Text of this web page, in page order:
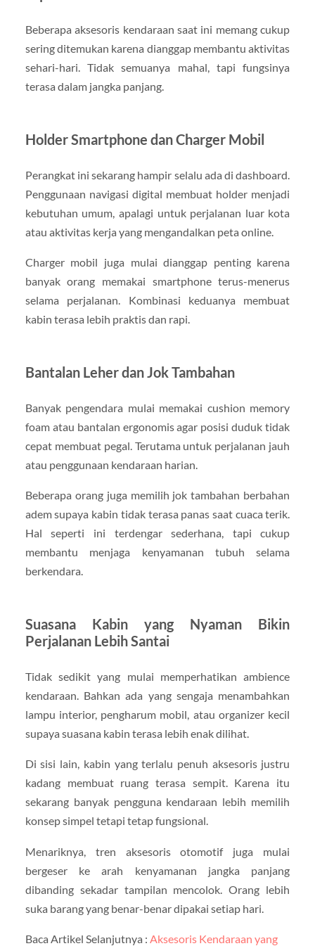
Beberapa aksesoris kendaraan saat ini memang cukup
sering ditemukan karena dianggap membantu aktivitas
sehari-hari. Tidak semuanya mahal, tapi fungsinya
terasa dalam jangka panjang.
Holder Smartphone dan Charger Mobil
Perangkat ini sekarang hampir selalu ada di dashboard.
Penggunaan navigasi digital membuat holder menjadi
kebutuhan umum, apalagi untuk perjalanan luar kota
atau aktivitas kerja yang mengandalkan peta online.
Charger mobil juga mulai dianggap penting karena
banyak orang memakai smartphone terus-menerus
selama perjalanan. Kombinasi keduanya membuat
kabin terasa lebih praktis dan rapi.
Bantalan Leher dan Jok Tambahan
Banyak pengendara mulai memakai cushion memory
foam atau bantalan ergonomis agar posisi duduk tidak
cepat membuat pegal. Terutama untuk perjalanan jauh
atau penggunaan kendaraan harian.
Beberapa orang juga memilih jok tambahan berbahan
adem supaya kabin tidak terasa panas saat cuaca terik.
Hal seperti ini terdengar sederhana, tapi cukup
membantu menjaga kenyamanan tubuh selama
berkendara.
Suasana Kabin yang Nyaman Bikin
Perjalanan Lebih Santai
Tidak sedikit yang mulai memperhatikan ambience
kendaraan. Bahkan ada yang sengaja menambahkan
lampu interior, pengharum mobil, atau organizer kecil
supaya suasana kabin terasa lebih enak dilihat.
Di sisi lain, kabin yang terlalu penuh aksesoris justru
kadang membuat ruang terasa sempit. Karena itu
sekarang banyak pengguna kendaraan lebih memilih
konsep simpel tetapi tetap fungsional.
Menariknya, tren aksesoris otomotif juga mulai
bergeser ke arah kenyamanan jangka panjang
dibanding sekadar tampilan mencolok. Orang lebih
suka barang yang benar-benar dipakai setiap hari.
Baca Artikel Selanjutnya : Aksesoris Kendaraan yang